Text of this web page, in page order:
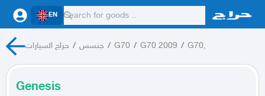
EN
حراج السيارات / جنسس / G70 / G70 2009 / G70,
Genesis